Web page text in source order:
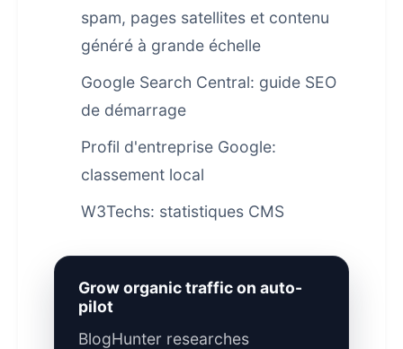
spam, pages satellites et contenu
généré à grande échelle
Google Search Central: guide SEO
de démarrage
Profil d'entreprise Google:
classement local
W3Techs: statistiques CMS
Grow organic traffic on auto-
pilot
BlogHunter researches